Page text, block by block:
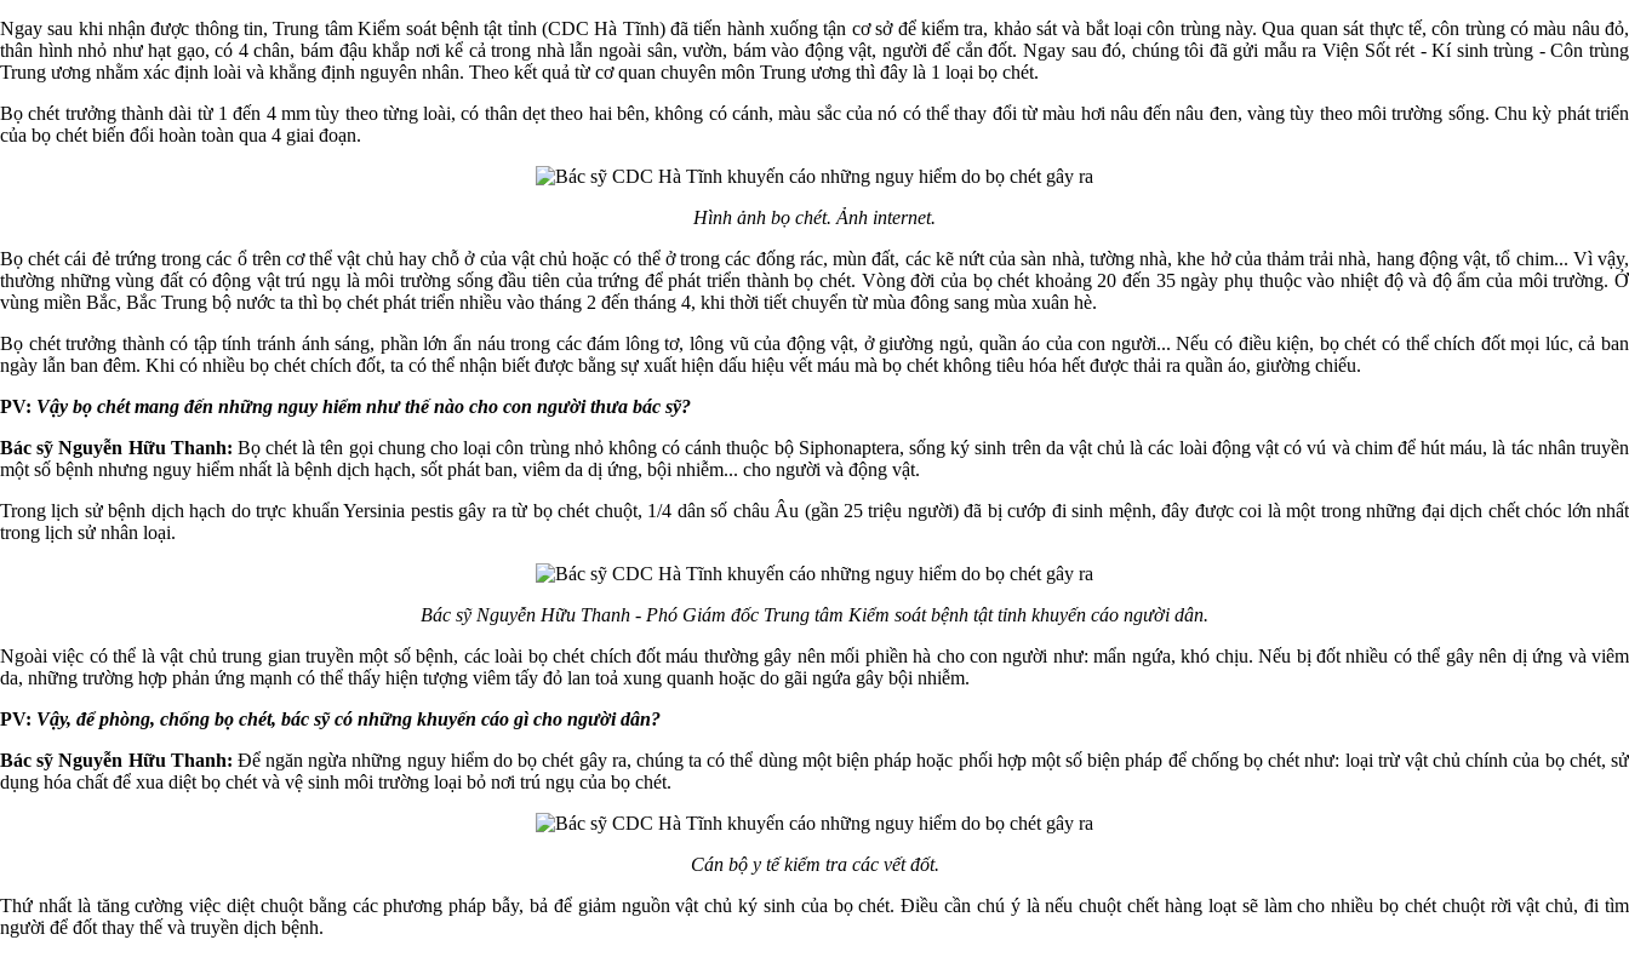
Ngay sau khi nhận được thông tin, Trung tâm Kiểm soát bệnh tật tỉnh (CDC Hà Tĩnh) đã tiến hành xuống tận cơ sở để kiểm tra, khảo sát và bắt loại côn trùng này. Qua quan sát thực tế, côn trùng có màu nâu đỏ,
thân hình nhỏ như hạt gạo, có 4 chân, bám đậu khắp nơi kể cả trong nhà lẫn ngoài sân, vườn, bám vào động vật, người để cắn đốt. Ngay sau đó, chúng tôi đã gửi mẫu ra Viện Sốt rét - Kí sinh trùng - Côn trùng
Trung ương nhằm xác định loài và khẳng định nguyên nhân. Theo kết quả từ cơ quan chuyên môn Trung ương thì đây là 1 loại bọ chét.
Bọ chét trưởng thành dài từ 1 đến 4 mm tùy theo từng loài, có thân dẹt theo hai bên, không có cánh, màu sắc của nó có thể thay đổi từ màu hơi nâu đến nâu đen, vàng tùy theo môi trường sống. Chu kỳ phát triển
của bọ chét biến đổi hoàn toàn qua 4 giai đoạn.
Hình ảnh bọ chét. Ảnh internet.
Bọ chét cái đẻ trứng trong các ổ trên cơ thể vật chủ hay chỗ ở của vật chủ hoặc có thể ở trong các đống rác, mùn đất, các kẽ nứt của sàn nhà, tường nhà, khe hở của thảm trải nhà, hang động vật, tổ chim... Vì vậy,
thường những vùng đất có động vật trú ngụ là môi trường sống đầu tiên của trứng để phát triển thành bọ chét. Vòng đời của bọ chét khoảng 20 đến 35 ngày phụ thuộc vào nhiệt độ và độ ẩm của môi trường. Ở
vùng miền Bắc, Bắc Trung bộ nước ta thì bọ chét phát triển nhiều vào tháng 2 đến tháng 4, khi thời tiết chuyển từ mùa đông sang mùa xuân hè.
Bọ chét trưởng thành có tập tính tránh ánh sáng, phần lớn ẩn náu trong các đám lông tơ, lông vũ của động vật, ở giường ngủ, quần áo của con người... Nếu có điều kiện, bọ chét có thể chích đốt mọi lúc, cả ban
ngày lẫn ban đêm. Khi có nhiều bọ chét chích đốt, ta có thể nhận biết được bằng sự xuất hiện dấu hiệu vết máu mà bọ chét không tiêu hóa hết được thải ra quần áo, giường chiếu.
PV: Vậy bọ chét mang đến những nguy hiểm như thế nào cho con người thưa bác sỹ?
Bác sỹ Nguyễn Hữu Thanh: Bọ chét là tên gọi chung cho loại côn trùng nhỏ không có cánh thuộc bộ Siphonaptera, sống ký sinh trên da vật chủ là các loài động vật có vú và chim để hút máu, là tác nhân truyền
một số bệnh nhưng nguy hiểm nhất là bệnh dịch hạch, sốt phát ban, viêm da dị ứng, bội nhiễm... cho người và động vật.
Trong lịch sử bệnh dịch hạch do trực khuẩn Yersinia pestis gây ra từ bọ chét chuột, 1/4 dân số châu Âu (gần 25 triệu người) đã bị cướp đi sinh mệnh, đây được coi là một trong những đại dịch chết chóc lớn nhất
trong lịch sử nhân loại.
Bác sỹ Nguyễn Hữu Thanh - Phó Giám đốc Trung tâm Kiểm soát bệnh tật tỉnh khuyến cáo người dân.
Ngoài việc có thể là vật chủ trung gian truyền một số bệnh, các loài bọ chét chích đốt máu thường gây nên mối phiền hà cho con người như: mẩn ngứa, khó chịu. Nếu bị đốt nhiều có thể gây nên dị ứng và viêm
da, những trường hợp phản ứng mạnh có thể thấy hiện tượng viêm tấy đỏ lan toả xung quanh hoặc do gãi ngứa gây bội nhiễm.
PV: Vậy, để phòng, chống bọ chét, bác sỹ có những khuyến cáo gì cho người dân?
Bác sỹ Nguyễn Hữu Thanh: Để ngăn ngừa những nguy hiểm do bọ chét gây ra, chúng ta có thể dùng một biện pháp hoặc phối hợp một số biện pháp để chống bọ chét như: loại trừ vật chủ chính của bọ chét, sử
dụng hóa chất để xua diệt bọ chét và vệ sinh môi trường loại bỏ nơi trú ngụ của bọ chét.
Cán bộ y tế kiểm tra các vết đốt.
Thứ nhất là tăng cường việc diệt chuột bằng các phương pháp bẫy, bả để giảm nguồn vật chủ ký sinh của bọ chét. Điều cần chú ý là nếu chuột chết hàng loạt sẽ làm cho nhiều bọ chét chuột rời vật chủ, đi tìm
người để đốt thay thế và truyền dịch bệnh.